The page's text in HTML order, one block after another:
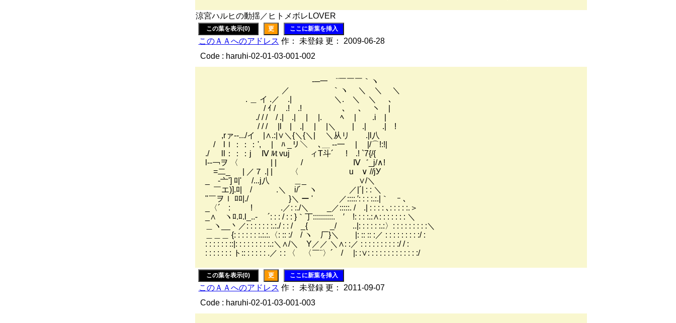
涼宮ハルヒの動揺／ヒトメボレLOVER
この葉を表示(0) 更 ここに新葉を挿入
このＡＡへのアドレス 作： 未登録 更： 2009-06-28
Code : haruhi-02-01-03-001-002
-─一 ¨￣￣￣｀ヽ
／ ｀ヽ ＼ ＼ ＼
. ＿ イ .／ .| ＼. ＼ ＼ ､
/ ｲ / .! .! ､ ､ ヽ |
./ / / / .| .| | |. ﾍ | .i |
/ / / |l | .| | |＼ | .| .| !
,rァ‐-.../イ |∧.:|∨＼{＼{＼| ＼从リ .|l八
/ lｌ：：：', | ﾊ _リ＼ ､＿ -‐一 | |/⌒!:!|
./ ll：：：j Ⅳ ﾙt vuj ィT斗´ ! .! `7{/{
l-‐￢ヲ 〈 | | / Ⅳ゛_j/∧!
=二_ | ／７ .| | 〈 u ∨ //jУ
_ -亠'] ﾛ|' /...j八 ＿_ ∨/＼
￣エ)].ﾛ| / .＼ i/´ ヽ ／|´| : : ＼
"￣ヲｌ ﾛﾛ|./ }＼ ー ' ／::::.′: : : :.:.|｀ ｰ ､
_〈´ : ! .／: :./＼ _／:::::. / .| : : : : ､: : : : :.＞
_∧ ヽﾛ.ﾛ.l_..- ´: : : / : : }｀丁::::::::::. ′ !: : : :.:∧: : : : : : : ＼
＿ヽ__丶／: : : : : : :.:./ : : / _{ _/ ..|: : : : : :.:〉: : : : : : : : :＼
＿＿＿ {: : : : : : :.:.:.〈: :: :/ / ヽ 厂}＼ |: :: :: :／ : : : : : : : : :/ :
: : : : : : ::|: : : : : : : : :.:＼∧/＼ Y／／ ＼∧: :／ : : : : : : : : : :/ / :
: : : : : : : ト:: : : : : : .／ : : 〈 〈￣¨〉´ / |: :∨: : : : : : : : : : : : :/
この葉を表示(0) 更 ここに新葉を挿入
このＡＡへのアドレス 作： 未登録 更： 2011-09-07
Code : haruhi-02-01-03-001-003